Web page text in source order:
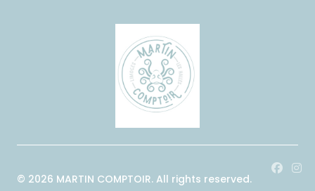
© 2026 MARTIN COMPTOIR. All rights reserved.